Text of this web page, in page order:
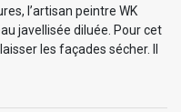
l’artisan peintre WK
javellisée diluée. Pour cet
les façades sécher. Il